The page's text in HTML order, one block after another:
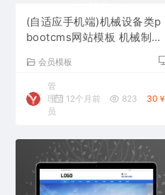
(自适应手机端)机械设备类p
bootcms网站模板 机械制造
会员模板
管
理
员
12个月前 823 30￥